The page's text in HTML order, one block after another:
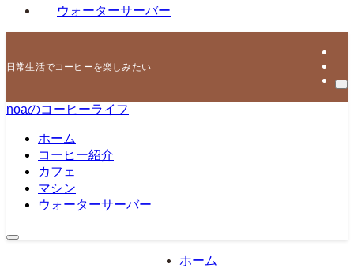
ウォーターサーバー
日常生活でコーヒーを楽しみたい
noaのコーヒーライフ
ホーム
コーヒー紹介
カフェ
マシン
ウォーターサーバー
ホーム